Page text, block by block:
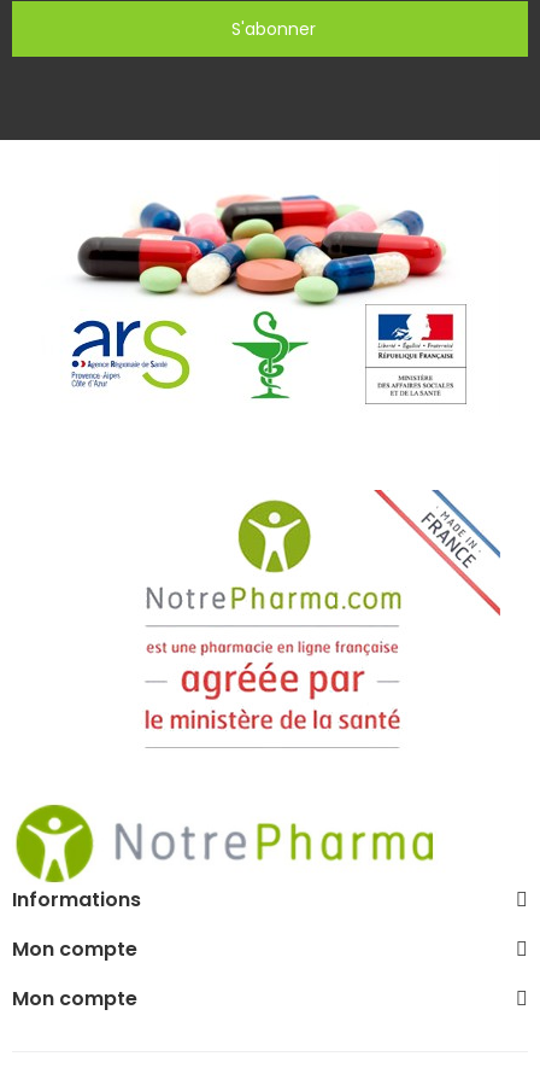
S'abonner
Informations
Mon compte
Mon compte